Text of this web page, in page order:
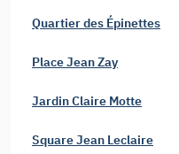
Quartier des Épinettes
Place Jean Zay
Jardin Claire Motte
Square Jean Leclaire